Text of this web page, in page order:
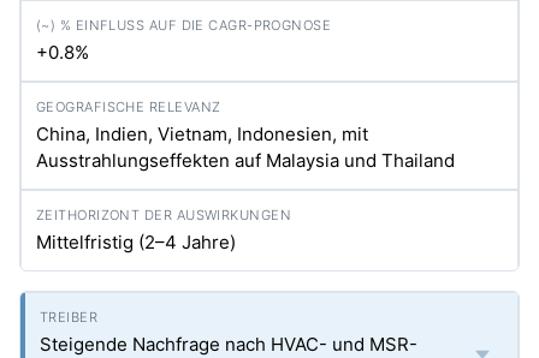
+0.8%
China, Indien, Vietnam, Indonesien, mit
Ausstrahlungseffekten auf Malaysia und Thailand
Mittelfristig (2–4 Jahre)
Steigende Nachfrage nach HVAC- und MSR-